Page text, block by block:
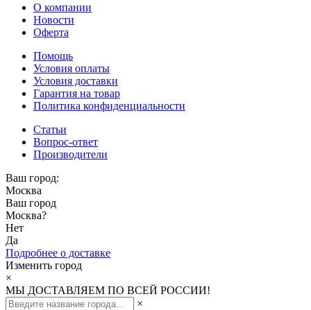
О компании
Новости
Оферта
Помощь
Условия оплаты
Условия доставки
Гарантия на товар
Политика конфиденциальности
Статьи
Вопрос-ответ
Производители
Ваш город:
Москва
Ваш город
Москва?
Нет
Да
Подробнее о доставке
Изменить город
×
МЫ ДОСТАВЛЯЕМ ПО ВСЕЙ РОССИИ!
×